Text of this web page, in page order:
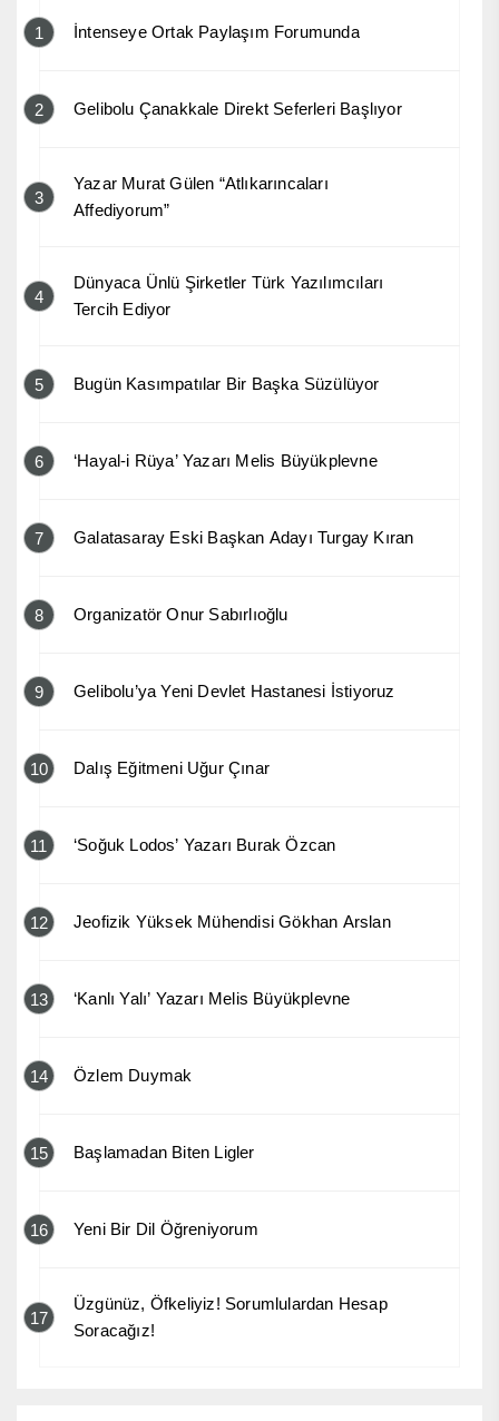
1 İntenseye Ortak Paylaşım Forumunda
2 Gelibolu Çanakkale Direkt Seferleri Başlıyor
3
Yazar Murat Gülen “Atlıkarıncaları
Affediyorum”
4
Dünyaca Ünlü Şirketler Türk Yazılımcıları
Tercih Ediyor
5 Bugün Kasımpatılar Bir Başka Süzülüyor
6 ‘Hayal-i Rüya’ Yazarı Melis Büyükplevne
7 Galatasaray Eski Başkan Adayı Turgay Kıran
8 Organizatör Onur Sabırlıoğlu
9 Gelibolu’ya Yeni Devlet Hastanesi İstiyoruz
10 Dalış Eğitmeni Uğur Çınar
11 ‘Soğuk Lodos’ Yazarı Burak Özcan
12 Jeofizik Yüksek Mühendisi Gökhan Arslan
13 ‘Kanlı Yalı’ Yazarı Melis Büyükplevne
14 Özlem Duymak
15 Başlamadan Biten Ligler
16 Yeni Bir Dil Öğreniyorum
17
Üzgünüz, Öfkeliyiz! Sorumlulardan Hesap
Soracağız!